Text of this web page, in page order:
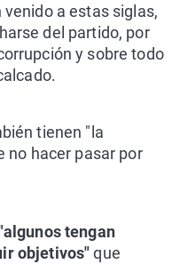
a estas siglas,
del partido, por
y sobre todo
tienen "la
no hacer pasar por
tengan
objetivos"que